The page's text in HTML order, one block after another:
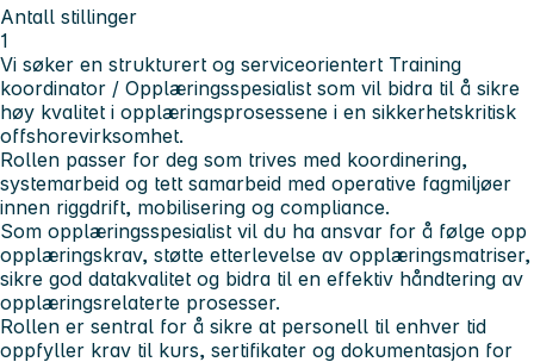
Antall stillinger
1
Vi søker en strukturert og serviceorientert Training
koordinator / Opplæringsspesialist som vil bidra til å sikre
høy kvalitet i opplæringsprosessene i en sikkerhetskritisk
offshorevirksomhet.
Rollen passer for deg som trives med koordinering,
systemarbeid og tett samarbeid med operative fagmiljøer
innen riggdrift, mobilisering og compliance.
Som opplæringsspesialist vil du ha ansvar for å følge opp
opplæringskrav, støtte etterlevelse av opplæringsmatriser,
sikre god datakvalitet og bidra til en effektiv håndtering av
opplæringsrelaterte prosesser.
Rollen er sentral for å sikre at personell til enhver tid
oppfyller krav til kurs, sertifikater og dokumentasjon for